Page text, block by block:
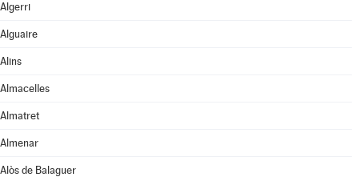
Algerri
Alguaire
Alins
Almacelles
Almatret
Almenar
Alòs de Balaguer